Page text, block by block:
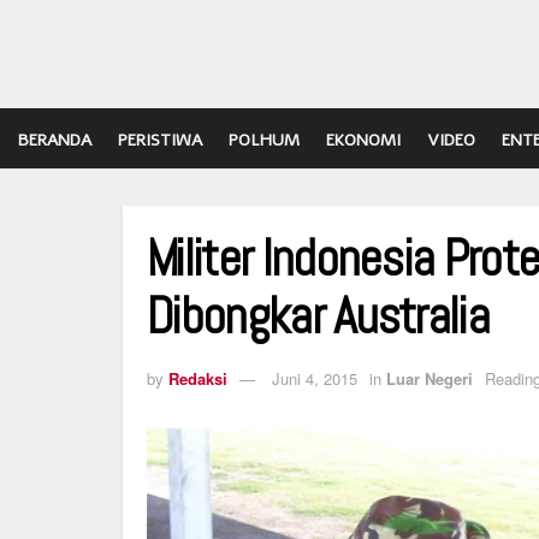
BERANDA PERISTIWA POLHUM EKONOMI VIDEO
Militer Indonesia
Dibongkar Australia
by Redaksi Juni 4, 2015 in Luar Negeri